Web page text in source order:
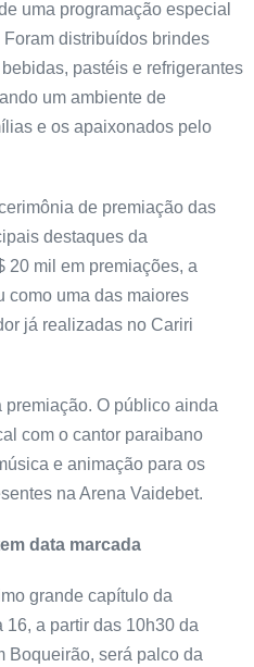
uma programação especial
distribuídos brindes
pastéis e refrigerantes
um ambiente de
e os apaixonados pelo
de premiação das
destaques da
20 mil em premiações, a
como uma das maiores
já realizadas no Cariri
premiação. O público ainda
com o cantor paraibano
e animação para os
na Arena Vaidebet.
data marcada
grande capítulo da
a partir das 10h30 da
Boqueirão, será palco da